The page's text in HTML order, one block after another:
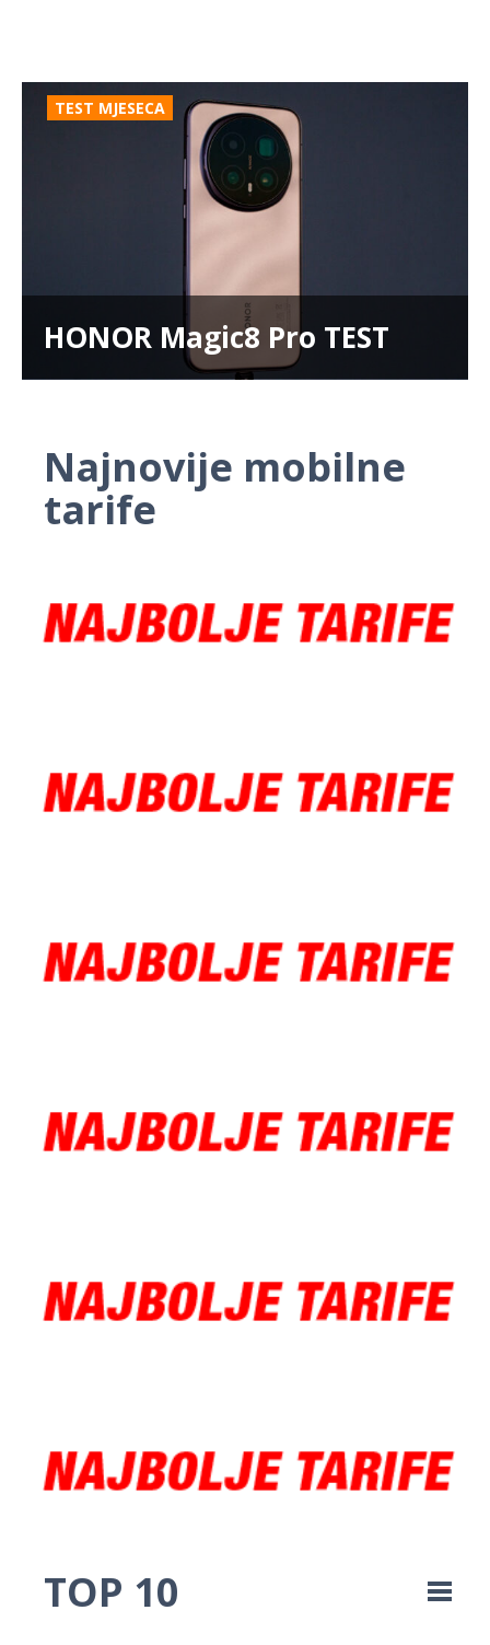
TEST MJESECA
HONOR Magic8 Pro TEST
Najnovije mobilne
tarife
TOP 10